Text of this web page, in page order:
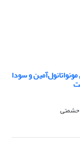
و سودا
حشمتی